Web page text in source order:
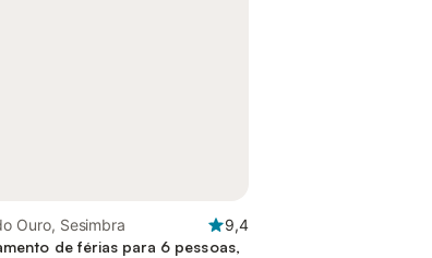
Ouro, Sesimbra
9,4
de férias para 6 pessoas,